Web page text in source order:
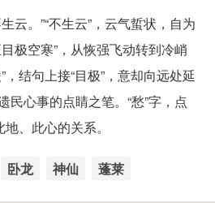
云。”“不生云”，云气蜇状，自为
极空寒”，从恢强飞动转到冷峭
，结句上接“目极”，意却向远处延
民心事的点睛之笔。“愁”字，点
、此心的关系。
卧龙 神仙 蓬莱